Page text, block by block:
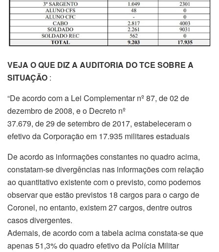
VEJA O QUE DIZ A AUDITORIA DO TCE SOBRE A
SITUAÇÃO :
“De acordo com a Lei Complementar nº 87, de 02 de
dezembro de 2008, e o Decreto nº
37.679, de 29 de setembro de 2017, estabeleceram o
efetivo da Corporação em 17.935 militares estaduais
De acordo as informações constantes no quadro acima,
constatam-se divergências nas informações com relação
ao quantitativo existente com o previsto, como podemos
observar que estão previstos 18 cargos para o cargo de
Coronel, no entanto, existem 27 cargos, dentre outros
casos divergentes.
Ademais, de acordo com a tabela acima constata-se que
apenas 51,3% do quadro efetivo da Polícia Militar